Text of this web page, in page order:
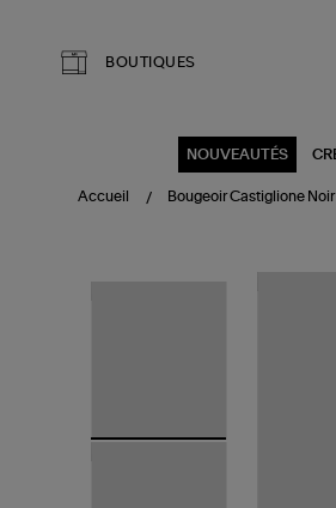
BOUTIQUES
NOUVEAUTÉS
Accueil Bougeoir Castiglione Noir